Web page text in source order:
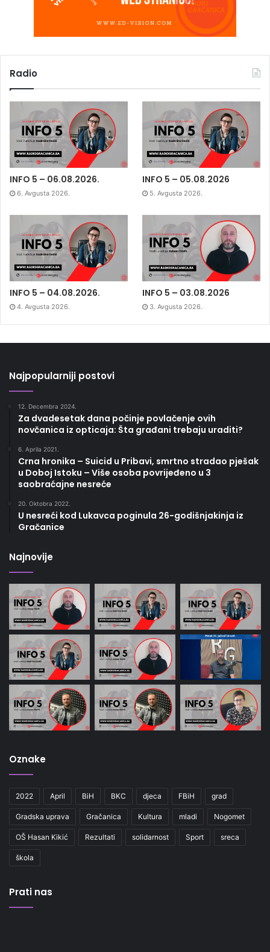
Radio
INFO 5 – 06.08.2026.
6. Avgusta 2026.
INFO 5 – 05.08.2026
5. Avgusta 2026.
INFO 5 – 04.08.2026.
4. Avgusta 2026.
INFO 5 – 03.08.2026
3. Avgusta 2026.
Najpopularniji postovi
12. Decembra 2024.
Za dvadesetak dana počinje povlačenje ovih
novčanica iz opticaja: Šta građani trebaju uraditi?
6. Aprila 2021.
Crna hronika – Suicid u Pribavi, smrtno stradao pješak
u Doboj Istoku – Više osoba povrijeđeno u 3
saobraćajne nesreće
20. Oktobra 2022.
U nesreći kod Lukavca poginula 26-godišnjakinja iz
Gračanice
Najnovije
Oznake
2022 April BiH BKC djeca FBiH grad
Gradska uprava Gračanica Kultura mladi Nogomet
OŠ Hasan Kikić Rezultati solidarnost Sport sreca
škola
Prati nas